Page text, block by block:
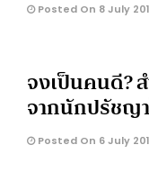
Posted On 8 July
จงเป็นคนดี?
จากนักปรัชญ
Posted On 6 July